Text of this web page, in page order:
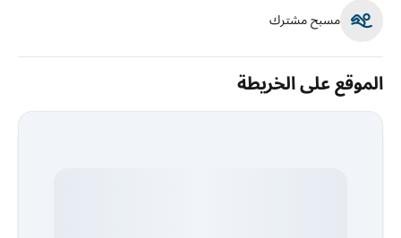
مسبح مشترك
الموقع على الخريطة